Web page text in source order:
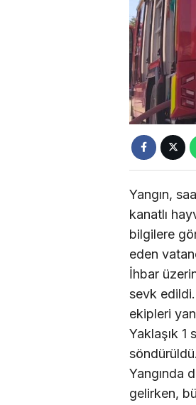
Yangın,
kanatlı
bilgilere
eden
İhbar
sevk
ekipleri
Yaklaşık 1
söndürüldü.
Yangında
gelirken,